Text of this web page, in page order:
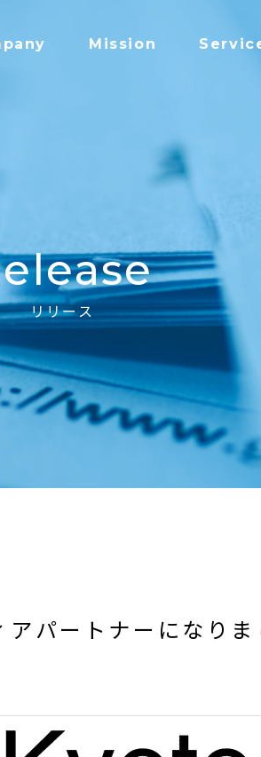
Mission
リリース
パートナーになり